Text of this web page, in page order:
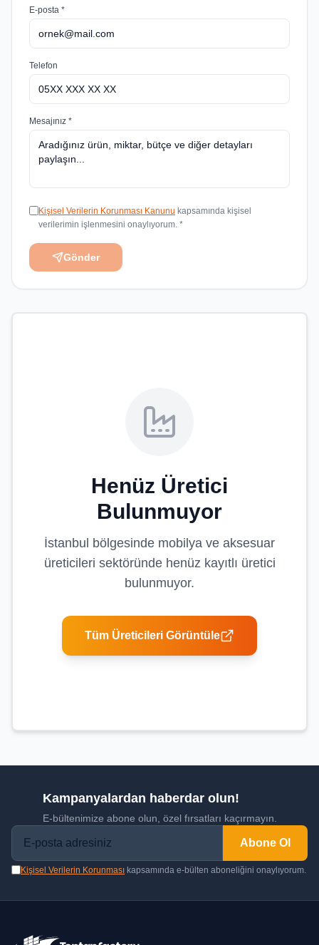
E-posta *
Telefon
Mesajınız *
Kişisel Verilerin Korunması Kanunu kapsamında kişisel
verilerimin işlenmesini onaylıyorum. *
Gönder
Henüz Üretici
Bulunmuyor
İstanbul bölgesinde mobilya ve aksesuar
üreticileri sektöründe henüz kayıtlı üretici
bulunmuyor.
Tüm Üreticileri Görüntüle
Kampanyalardan haberdar olun!
E-bültenimize abone olun, özel fırsatları kaçırmayın.
Abone Ol
Kişisel Verilerin Korunması kapsamında e-bülten aboneliğini onaylıyorum.